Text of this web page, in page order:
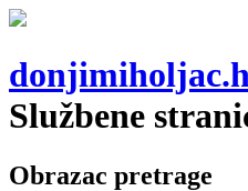
Službene
Obrazac pretrage